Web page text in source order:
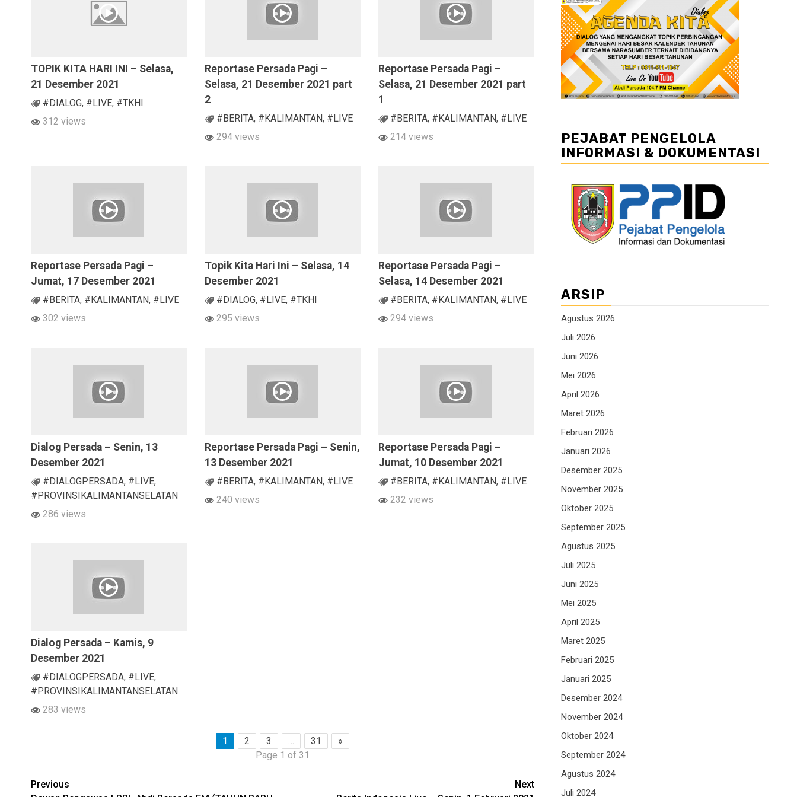
TOPIK KITA HARI INI – Selasa,
21 Desember 2021
#DIALOG, #LIVE, #TKHI
312 views
Reportase Persada Pagi –
Selasa, 21 Desember 2021 part
2
#BERITA, #KALIMANTAN, #LIVE
294 views
Reportase Persada Pagi –
Selasa, 21 Desember 2021 part
1
#BERITA, #KALIMANTAN, #LIVE
214 views
Reportase Persada Pagi –
Jumat, 17 Desember 2021
#BERITA, #KALIMANTAN, #LIVE
302 views
Topik Kita Hari Ini – Selasa, 14
Desember 2021
#DIALOG, #LIVE, #TKHI
295 views
Reportase Persada Pagi –
Selasa, 14 Desember 2021
#BERITA, #KALIMANTAN, #LIVE
294 views
Dialog Persada – Senin, 13
Desember 2021
#DIALOGPERSADA, #LIVE,
#PROVINSIKALIMANTANSELATAN
286 views
Reportase Persada Pagi – Senin,
13 Desember 2021
#BERITA, #KALIMANTAN, #LIVE
240 views
Reportase Persada Pagi –
Jumat, 10 Desember 2021
#BERITA, #KALIMANTAN, #LIVE
232 views
Dialog Persada – Kamis, 9
Desember 2021
#DIALOGPERSADA, #LIVE,
#PROVINSIKALIMANTANSELATAN
283 views
1 2 3 … 31
»
Page 1 of 31
Continue
Previous
Next
PEJABAT PENGELOLA
INFORMASI & DOKUMENTASI
ARSIP
Agustus 2026
Juli 2026
Juni 2026
Mei 2026
April 2026
Maret 2026
Februari 2026
Januari 2026
Desember 2025
November 2025
Oktober 2025
September 2025
Agustus 2025
Juli 2025
Juni 2025
Mei 2025
April 2025
Maret 2025
Februari 2025
Januari 2025
Desember 2024
November 2024
Oktober 2024
September 2024
Agustus 2024
Juli 2024